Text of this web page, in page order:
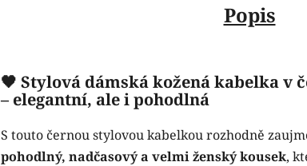
Popis
🖤 Stylová dámská kožená kabelka v
– elegantní, ale i pohodlná
S touto černou stylovou kabelkou rozhodně
pohodlný, nadčasový a velmi ženský kousek,